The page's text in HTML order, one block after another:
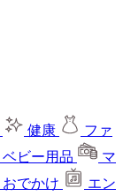
健康
ファ
ベビー用品
マ
おでかけ
エン